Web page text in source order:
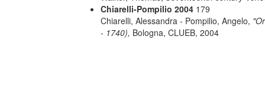
Chiarelli-Pompilio 2004 179
Chiarelli, Alessandra - Pompilio, Angelo,
- 1740), Bologna, CLUEB, 2004